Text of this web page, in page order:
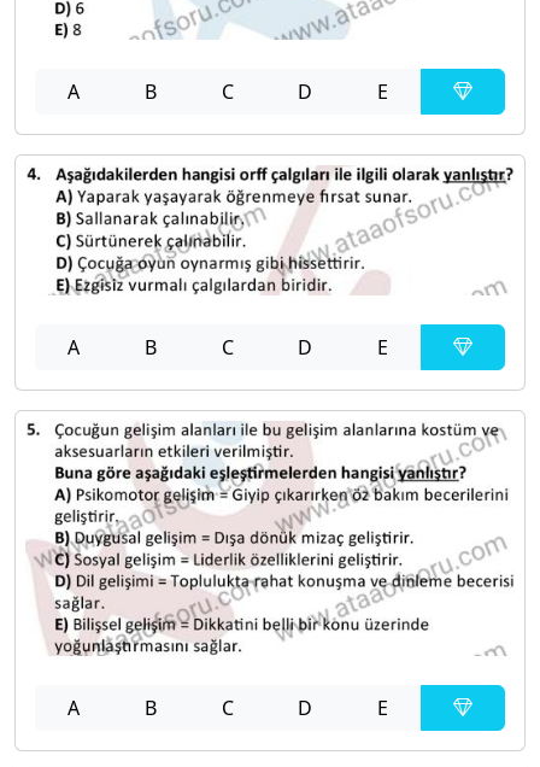
A B C D E
A B C D E
A B C D E